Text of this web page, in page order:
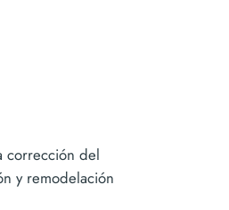
corrección del
y remodelación